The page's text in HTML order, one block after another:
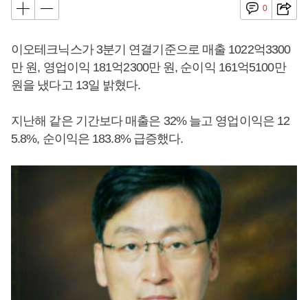
0
이오테크닉스가 3분기 연결기준으로 매출 1022억3300
만 원, 영업이익 181억2300만 원, 순이익 161억5100만
원을 냈다고 13일 밝혔다.
지난해 같은 기간보다 매출은 32% 늘고 영업이익은 12
5.8%, 순이익은 183.8% 급증했다.